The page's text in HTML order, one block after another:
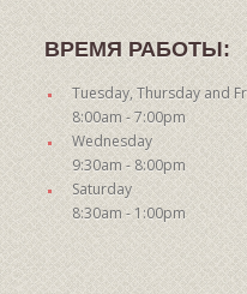
ВРЕМЯ РАБОТЫ:
Tuesday, Thursday and
8:00am - 7:00pm
Wednesday
9:30am - 8:00pm
Saturday
8:30am - 1:00pm